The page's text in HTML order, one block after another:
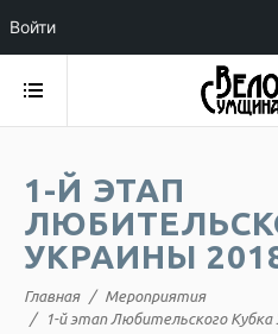
1-Й ЭТАП
УКРАИНЫ
Главная
Мероприятия
1-й этап Любительского Кубка
Войти